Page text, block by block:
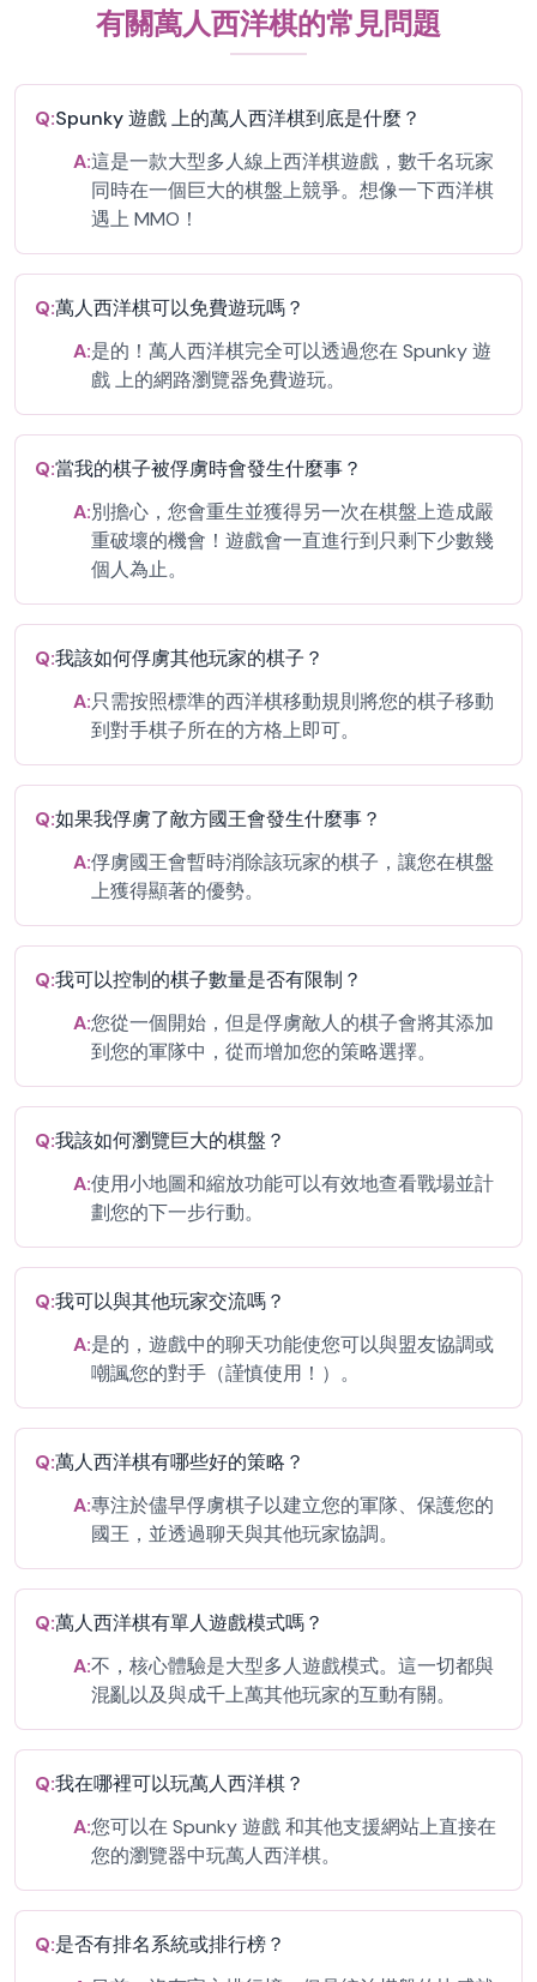
有關萬人西洋棋的常見問題
Q:Spunky 遊戲 上的萬人西洋棋到底是什麼？
A:這是一款大型多人線上西洋棋遊戲，數千名玩家
同時在一個巨大的棋盤上競爭。想像一下西洋棋
遇上 MMO！
Q:萬人西洋棋可以免費遊玩嗎？
A:是的！萬人西洋棋完全可以透過您在 Spunky 遊
戲 上的網路瀏覽器免費遊玩。
Q:當我的棋子被俘虜時會發生什麼事？
A:別擔心，您會重生並獲得另一次在棋盤上造成嚴
重破壞的機會！遊戲會一直進行到只剩下少數幾
個人為止。
Q:我該如何俘虜其他玩家的棋子？
A:只需按照標準的西洋棋移動規則將您的棋子移動
到對手棋子所在的方格上即可。
Q:如果我俘虜了敵方國王會發生什麼事？
A:俘虜國王會暫時消除該玩家的棋子，讓您在棋盤
上獲得顯著的優勢。
Q:我可以控制的棋子數量是否有限制？
A:您從一個開始，但是俘虜敵人的棋子會將其添加
到您的軍隊中，從而增加您的策略選擇。
Q:我該如何瀏覽巨大的棋盤？
A:使用小地圖和縮放功能可以有效地查看戰場並計
劃您的下一步行動。
Q:我可以與其他玩家交流嗎？
A:是的，遊戲中的聊天功能使您可以與盟友協調或
嘲諷您的對手（謹慎使用！）。
Q:萬人西洋棋有哪些好的策略？
A:專注於儘早俘虜棋子以建立您的軍隊、保護您的
國王，並透過聊天與其他玩家協調。
Q:萬人西洋棋有單人遊戲模式嗎？
A:不，核心體驗是大型多人遊戲模式。這一切都與
混亂以及與成千上萬其他玩家的互動有關。
Q:我在哪裡可以玩萬人西洋棋？
A:您可以在 Spunky 遊戲 和其他支援網站上直接在
您的瀏覽器中玩萬人西洋棋。
Q:是否有排名系統或排行榜？